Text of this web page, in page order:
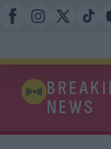
NEWS